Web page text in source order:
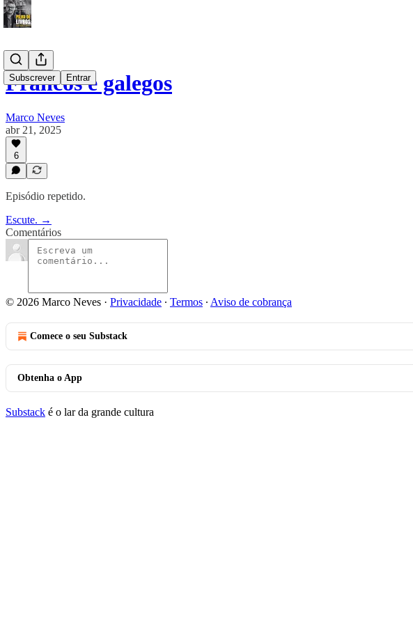
Subscrever Entrar
Francos e galegos
Marco Neves
abr 21, 2025
6
Episódio repetido.
Escute. →
Comentários
© 2026 Marco Neves · Privacidade ∙ Termos ∙ Aviso de cobrança
Comece o seu Substack
Obtenha o App
Substack é o lar da grande cultura